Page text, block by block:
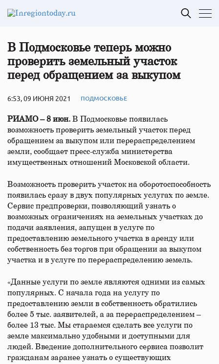
В Подмосковье теперь можно
проверить земельный участок
перед обращением за выкупом
6:53, 09 ИЮНЯ 2021 ПОДМОСКОВЬЕ
РИАМО – 8 июн. В Подмосковье появилась
возможность проверить земельный участок перед
обращением за выкупом или перераспределением
земли, сообщает пресс-служба министерства
имущественных отношений Московской области.
Возможность проверить участок на оборотоспособность
появилась сразу в двух популярных услугах по земле.
Сервис предпроверки, позволяющий узнать о
возможных ограничениях на земельных участках до
подачи заявления, запущен в услуге по
предоставлению земельного участка в аренду или
собственность без торгов при обращении за выкупом
участка и в услуге по перераспределению земель.
«Данные услуги по земле являются одними из самых
популярных. С начала года на услугу по
предоставлению земли в собственность обратились
более 5 тыс. заявителей, а за перераспределением –
более 13 тыс. Мы стараемся сделать все услуги по
земле максимально удобными и доступными для
людей. Введение дополнительного сервиса позволит
гражданам заранее узнать о существующих